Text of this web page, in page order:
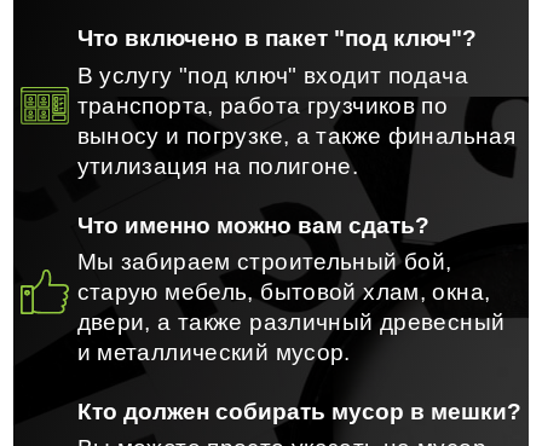
Что включено в пакет "под ключ"?
В услугу "под ключ" входит подача
транспорта, работа грузчиков по
выносу и погрузке, а также финальная
утилизация на полигоне.
Что именно можно вам сдать?
Мы забираем строительный бой,
старую мебель, бытовой хлам, окна,
двери, а также различный древесный
и металлический мусор.
Кто должен собирать мусор в мешки?